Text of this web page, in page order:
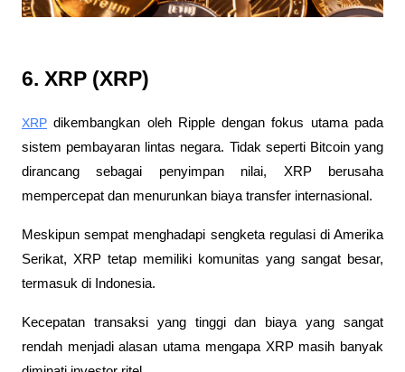
6. XRP (XRP)
XRP dikembangkan oleh Ripple dengan fokus utama pada
sistem pembayaran lintas negara. Tidak seperti Bitcoin yang
dirancang sebagai penyimpan nilai, XRP berusaha
mempercepat dan menurunkan biaya transfer internasional.
Meskipun sempat menghadapi sengketa regulasi di Amerika
Serikat, XRP tetap memiliki komunitas yang sangat besar,
termasuk di Indonesia.
Kecepatan transaksi yang tinggi dan biaya yang sangat
rendah menjadi alasan utama mengapa XRP masih banyak